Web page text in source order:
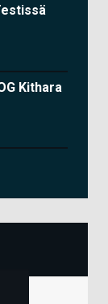
Kithara